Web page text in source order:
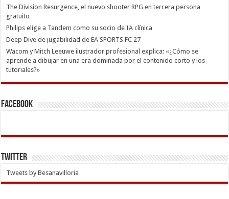
The Division Resurgence, el nuevo shooter RPG en tercera persona
gratuito
Philips elige a Tandem como su socio de IA clínica
Deep Dive de jugabilidad de EA SPORTS FC 27
Wacom y Mitch Leeuwe ilustrador profesional explica: «¿Cómo se
aprende a dibujar en una era dominada por el contenido corto y los
tutoriales?»
Facebook
Twitter
Tweets by Besanavilloria